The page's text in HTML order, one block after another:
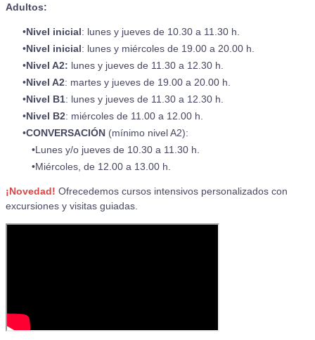
Adultos:
Nivel inicial: lunes y jueves de 10.30 a 11.30 h.
Nivel inicial: lunes y miércoles de 19.00 a 20.00 h.
​Nivel A2: lunes y jueves de 11.30 a 12.30 h.
Nivel A2: martes y jueves de 19.00 a 20.00 h.
Nivel B1: lunes y jueves de 11.30 a 12.30 h.
Nivel B2: miércoles de 11.00 a 12.00 h.
CONVERSACIÓN (mínimo nivel A2):
Lunes y/o jueves de 10.30 a 11.30 h
Miércoles, de 12.00 a 13.00 h.
¡Novedad! Ofrecedemos cursos intensivos personalizados con
excursiones y visitas guiadas.